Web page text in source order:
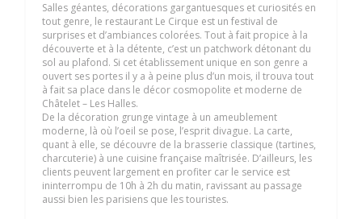
Salles géantes, décorations gargantuesques et curiosités en
tout genre, le restaurant Le Cirque est un festival de
surprises et d’ambiances colorées. Tout à fait propice à la
découverte et à la détente, c’est un patchwork détonant du
sol au plafond. Si cet établissement unique en son genre a
ouvert ses portes il y a à peine plus d’un mois, il trouva tout
à fait sa place dans le décor cosmopolite et moderne de
Châtelet – Les Halles.
De la décoration grunge vintage à un ameublement
moderne, là où l’oeil se pose, l’esprit divague. La carte,
quant à elle, se découvre de la brasserie classique (tartines,
charcuterie) à une cuisine française maîtrisée. D’ailleurs, les
clients peuvent largement en profiter car le service est
ininterrompu de 10h à 2h du matin, ravissant au passage
aussi bien les parisiens que les touristes.